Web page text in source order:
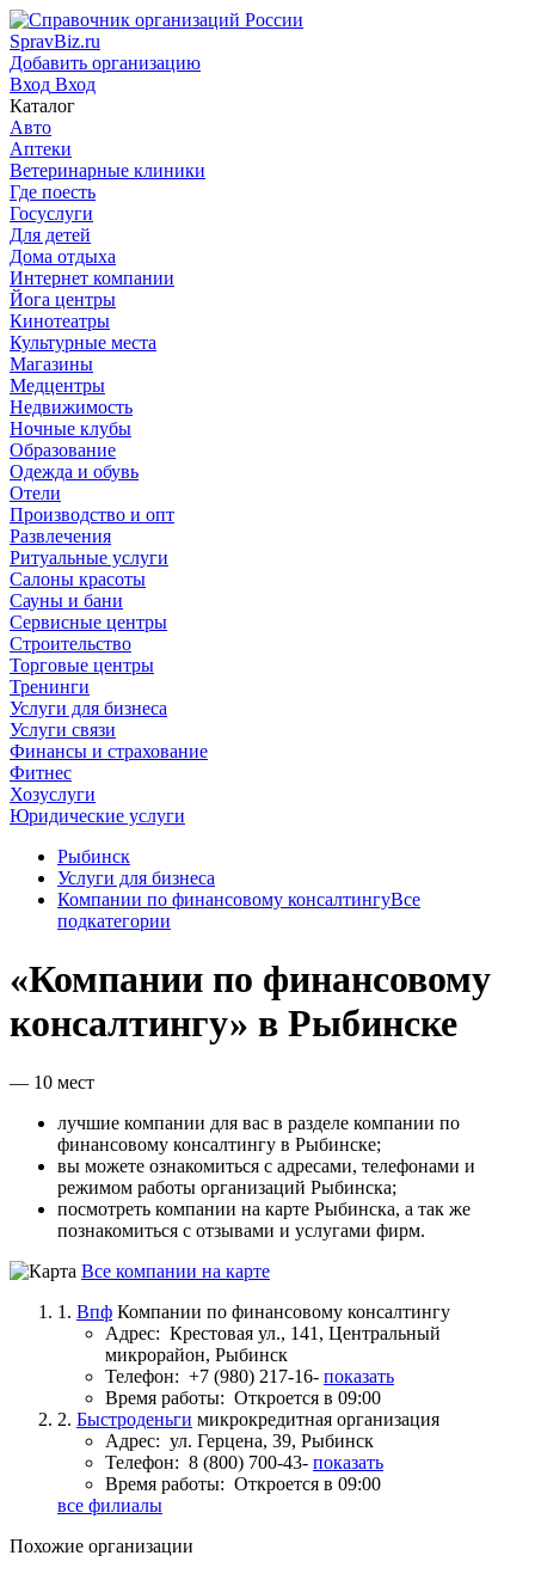
SpravBiz.ru
Добавить организацию
Вход Вход
Каталог
Авто
Аптеки
Ветеринарные клиники
Где поесть
Госуслуги
Для детей
Дома отдыха
Интернет компании
Йога центры
Кинотеатры
Культурные места
Магазины
Медцентры
Недвижимость
Ночные клубы
Образование
Одежда и обувь
Отели
Производство и опт
Развлечения
Ритуальные услуги
Салоны красоты
Сауны и бани
Сервисные центры
Строительство
Торговые центры
Тренинги
Услуги для бизнеса
Услуги связи
Финансы и страхование
Фитнес
Хозуслуги
Юридические услуги
Рыбинск
Услуги для бизнеса
Компании по финансовому консалтингуВсе
подкатегории
«Компании по финансовому
консалтингу» в Рыбинске
— 10 мест
лучшие компании для вас в разделе компании по
финансовому консалтингу в Рыбинске;
вы можете ознакомиться с адресами, телефонами и
режимом работы организаций Рыбинска;
посмотреть компании на карте Рыбинска, а так же
познакомиться с отзывами и услугами фирм.
Все компании на карте
1. Впф Компании по финансовому консалтингу
Адрес: Крестовая ул., 141, Центральный
микрорайон, Рыбинск
Телефон: +7 (980) 217-16- показать
Время работы: Откроется в 09:00
2. Быстроденьги микрокредитная организация
Адрес: ул. Герцена, 39, Рыбинск
Телефон: 8 (800) 700-43- показать
Время работы: Откроется в 09:00
все филиалы
Похожие организации